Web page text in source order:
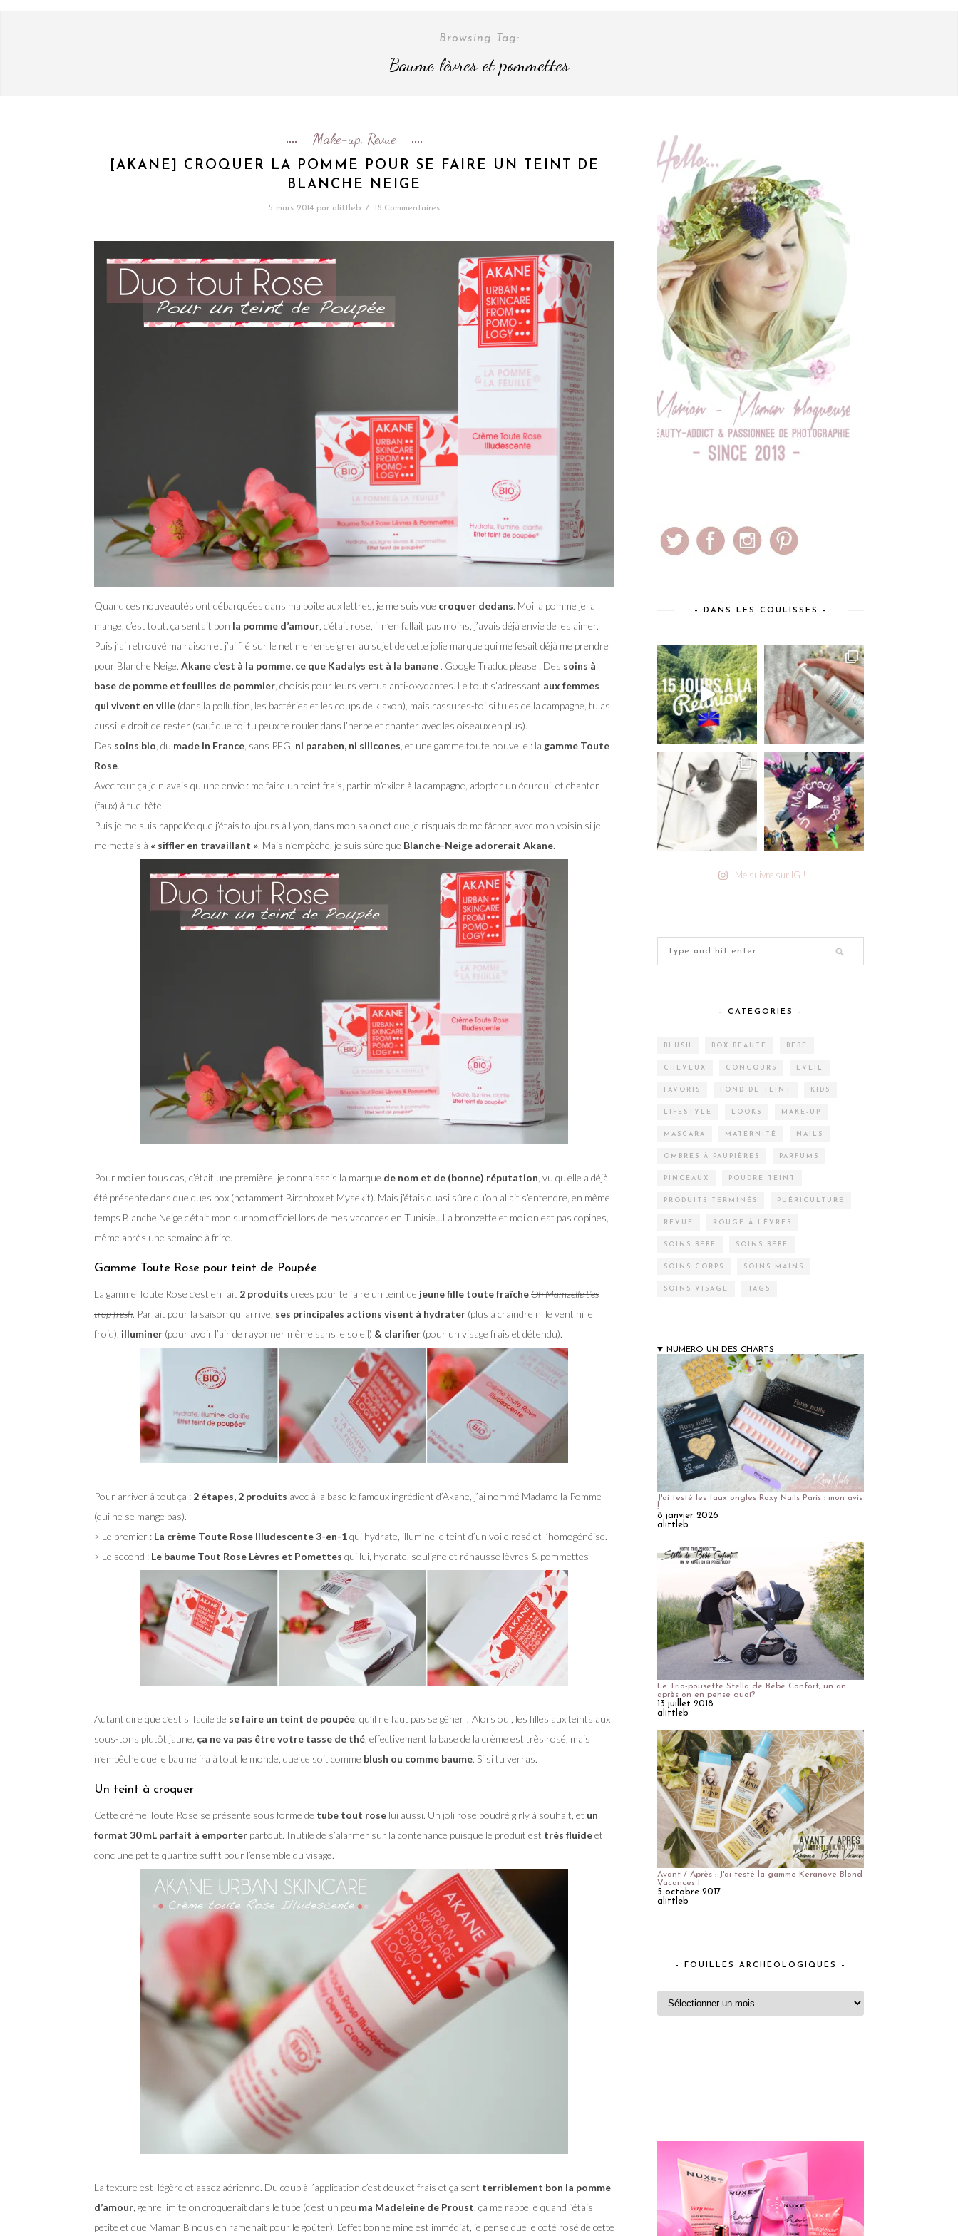
Browsing Tag:
Baume lèvres et pommettes
Make-up, Revue
[AKANE] CROQUER LA POMME POUR SE FAIRE UN TEINT DE
BLANCHE NEIGE
5 mars 2014 par alittleb / 18 Commentaires
Quand ces nouveautés ont débarquées dans ma boite aux lettres, je me suis vue croquer dedans. Moi la pomme je la
mange, c’est tout. ça sentait bon la pomme d’amour , c’était rose, il n’en fallait pas moins, j’avais déjà envie de les aimer.
Puis j’ai retrouvé ma raison et j’ai filé sur le net me renseigner au sujet de cette jolie marque qui me fesait déjà me prendre
pour Blanche Neige. Akane c’est à la pomme, ce que Kadalys est à la banane . Google Traduc please : Des soins à
base de pomme et feuilles de pommier , choisis pour leurs vertus anti-oxydantes. Le tout s’adressant aux femmes
qui vivent en ville (dans la pollution, les bactéries et les coups de klaxon), mais rassures-toi si tu es de la campagne, tu as
aussi le droit de rester (sauf que toi tu peux te rouler dans l’herbe et chanter avec les oiseaux en plus).
Des soins bio , du made in France , sans PEG, ni paraben, ni silicones , et une gamme toute nouvelle : la gamme Toute
Rose.
Avec tout ça je n’avais qu’une envie : me faire un teint frais, partir m’exiler à la campagne, adopter un écureuil et chanter
(faux) à tue-tête.
Puis je me suis rappelée que j’étais toujours à Lyon, dans mon salon et que je risquais de me fâcher avec mon voisin si je
me mettais à « siffler en travaillant ». Mais n’empèche, je suis sûre que Blanche-Neige adorerait Akane.
Pour moi en tous cas, c’était une première, je connaissais la marque de nom et de (bonne) réputation , vu qu’elle a déjà
été présente dans quelques box (notamment Birchbox et Mysekit). Mais j’étais quasi sûre qu’on allait s’entendre, en même
temps Blanche Neige c’était mon surnom officiel lors de mes vacances en Tunisie…La bronzette et moi on est pas copines,
même après une semaine à frire.
Gamme Toute Rose pour teint de Poupée
La gamme Toute Rose c’est en fait 2 produits créés pour te faire un teint de jeune fille toute fraîcheOh Mamzelle t’es
trop fresh. Parfait pour la saison qui arrive, ses principales actions visent à hydrater (plus à craindre ni le vent ni le
froid), illuminer (pour avoir l’air de rayonner même sans le soleil) & clarifier (pour un visage frais et détendu).
Pour arriver à tout ça : 2 étapes, 2 produits avec à la base le fameux ingrédient d’Akane, j’ai nommé Madame la Pomme
(qui ne se mange pas).
> Le premier : La crème Toute Rose Illudescente 3-en-1qui hydrate, illumine le teint d’un voile rosé et l’homogénéise.
> Le second : Le baume Tout Rose Lèvres et Pomettes qui lui, hydrate, souligne et réhausse lèvres & pommettes
Autant dire que c’est si facile de se faire un teint de poupée , qu’il ne faut pas se gêner ! Alors oui, les filles aux teints aux
sous-tons plutôt jaune, ça ne va pas être votre tasse de thé , effectivement la base de la crème est très rosé, mais
n’empêche que le baume ira à tout le monde, que ce soit comme blush ou comme baume. Si si tu verras.
Un teint à croquer
Cette crème Toute Rose se présente sous forme de tube tout rose lui aussi. Un joli rose poudré girly à souhait, et un
format 30 mL parfait à emporter partout. Inutile de s’alarmer sur la contenance puisque le produit est très fluideet
donc une petite quantité suffit pour l’ensemble du visage.
La texture est légère et assez aérienne. Du coup à l’application c’est doux et frais et ça sent terriblement bon la pomme
d’amour , genre limite on croquerait dans le tube (c’est un peu ma Madeleine de Proust , ça me rappelle quand j’étais
petite et que Maman B nous en ramenait pour le goûter). L’effet bonne mine est immédiat, je pense que le coté rosé de cette
– DANS LES COULISSES –
Me suivre sur IG !
– CATEGORIES –
BLUSH BOX BEAUTÉ BÉBÉ
CHEVEUX CONCOURS EVEIL
FAVORIS FOND DE TEINT KIDS
LIFESTYLE LOOKS MAKE-UP
MASCARA MATERNITÉ NAILS
OMBRES À PAUPIÈRES PARFUMS
PINCEAUX POUDRE TEINT
PRODUITS TERMINÉS PUÉRICULTURE
REVUE ROUGE À LÈVRES
SOINS BÉBÉ SOINS BÉBÉ
SOINS CORPS SOINS MAINS
SOINS VISAGE TAGS
NUMERO UN DES CHARTS
J'ai testé les faux ongles Roxy Nails Paris : mon avis
!
8 janvier 2026
alittleb
Le Trio-pousette Stella de Bébé Confort, un an
après on en pense quoi?
13 juillet 2018
alittleb
Avant / Après : J'ai testé la gamme Keranove Blond
Vacances !
5 octobre 2017
alittleb
– FOUILLES ARCHEOLOGIQUES –